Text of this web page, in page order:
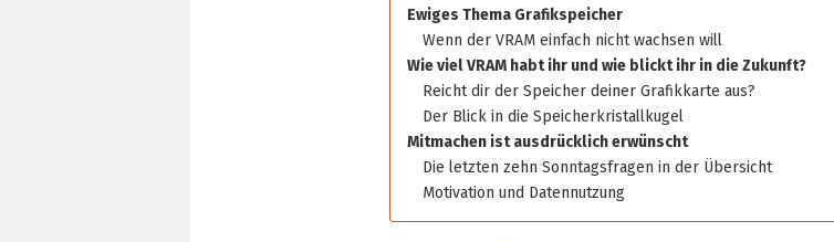
Ewiges Thema Grafikspeicher
Wenn der VRAM einfach nicht wachsen will
Wie viel VRAM habt ihr und wie blickt ihr in die Zukunft?
Reicht dir der Speicher deiner Grafikkarte aus?
Der Blick in die Speicherkristallkugel
Mitmachen ist ausdrücklich erwünscht
Die letzten zehn Sonntagsfragen in der Übersicht
Motivation und Datennutzung